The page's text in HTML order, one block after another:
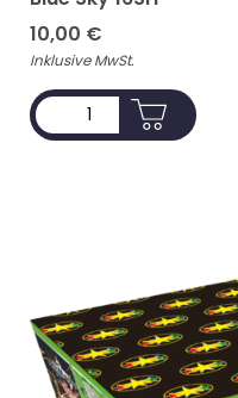
10,00 €
Inklusive MwSt.